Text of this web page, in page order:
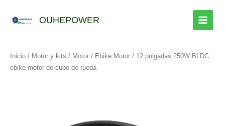
OUHEPOWER
Inicio / Motor y kits / Motor / Ebike Motor / 12 pulgadas 250W BLDC
ebike motor de cubo de rueda